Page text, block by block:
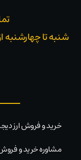
خرید و فروش ارز
مشاوره خرید و